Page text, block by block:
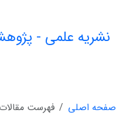
نشریه علمی -
صفحه اصلی
فهرست مقالات